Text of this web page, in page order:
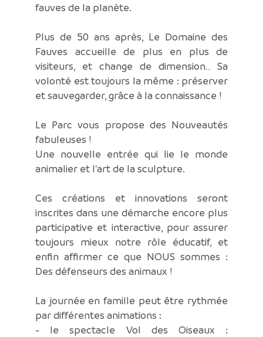
fauves de la planète.
Plus de 50 ans après, Le Domaine des
Fauves accueille de plus en plus de
visiteurs, et change de dimension… Sa
volonté est toujours la même : préserver
et sauvegarder, grâce à la connaissance !
Le Parc vous propose des Nouveautés
fabuleuses !
Une nouvelle entrée qui lie le monde
animalier et l'art de la sculpture.
Ces créations et innovations seront
inscrites dans une démarche encore plus
participative et interactive, pour assurer
toujours mieux notre rôle éducatif, et
enfin affirmer ce que NOUS sommes :
Des défenseurs des animaux !
La journée en famille peut être rythmée
par différentes animations :
- le spectacle Vol des Oiseaux :